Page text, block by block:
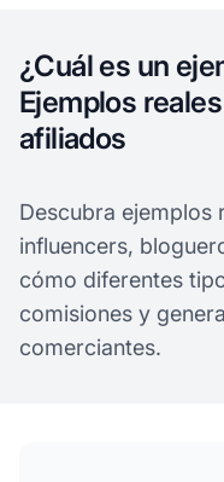
¿Cuál es un
Ejemplos
afiliados
Descubra ejemplos
influencers,
cómo diferentes
comisiones y
comerciantes.